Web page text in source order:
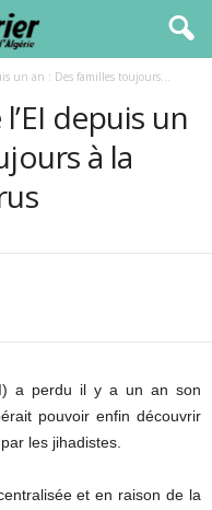
un an : Des familles toujours...
depuis un
à la
a perdu il y a un an son
pouvoir enfin découvrir
les jihadistes.
et en raison de la